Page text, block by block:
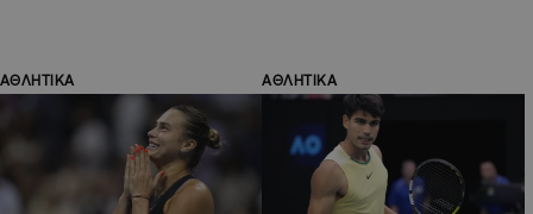
ΑΘΛΗΤΙΚΑ ΑΘΛΗΤΙΚΑ